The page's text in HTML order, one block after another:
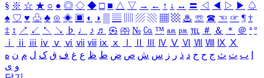
§ ※ ☆ ★ ○ ● ◎ ◇ ◆ □ ■ △ ▽ → ← ↑ ↓ ↔ 〓 ◁ ◀ ▷ ▶ ♤
♠ ♡ ♥ ♧ ♣ ⊙ ◈ ▣ ◐ ◑ ▒ ▤ ▨ ▧ ▦ ▩ ♨ ☏ ☎ ☜ ☞ ¶ †
‡ ↕ ↗ ↙ ↖ ↘ ♭ ♩ ♪ ♬ ㉿ ㈜ № ㏇ ™ ㏂ ㏘ ℡ ＃ ＆ ＊ ＠ ª º
ⅰ
ⅱ ⅲ ⅳ ⅴ ⅵ ⅶ ⅷ ⅸ ⅹ Ⅳ Ⅴ Ⅵ Ⅶ Ⅷ Ⅸ Ⅹ
ب ت ث ج ح خ د ذ ر ز س ش ص ض ط ظ ع غ ف ق ک ل م ن ه
و ی